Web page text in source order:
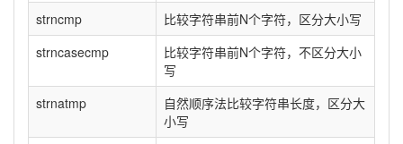
strncmp
比较字符串前N个字符，区分大小写
strncasecmp
比较字符串前N个字符，不区分大小
写
strnatmp
自然顺序法比较字符串长度，区分大
小写